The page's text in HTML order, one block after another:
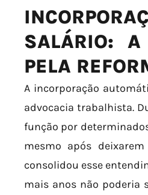
SALÁRIO:
PELA
A incorporação
advocacia trabalhista.
função por
mesmo após
consolidou esse
mais anos não poderia